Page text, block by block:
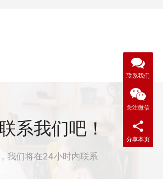
系我们吧！
我们将在24小时内联系
联系我们
关注微信
分享本页